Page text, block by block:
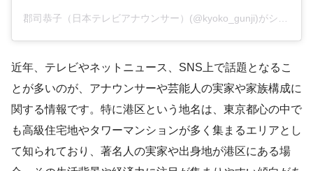
郡司恭子（日本テレビアナウンサー）(@kyoko_gunji)がシェアした投稿
近年、テレビやネットニュース、SNS上で話題となるこ
とが多いのが、アナウンサーや芸能人の実家や家族構成に
関する情報です。特に港区という地名は、東京都心の中で
も高級住宅地やタワーマンションが多く集まるエリアとし
て知られており、著名人の実家や出身地が港区にある場